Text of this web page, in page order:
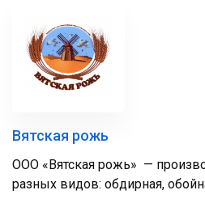
Вятская рожь
ООО «Вятская рожь» —
разных видов: обдирная,